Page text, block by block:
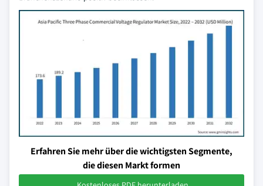
Erfahren Sie mehr über die wichtigsten Segmente,
die diesen Markt formen